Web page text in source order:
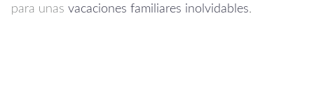
para unas vacaciones familiares inolvidables.